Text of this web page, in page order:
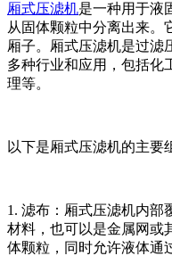
厢式压滤机是一种用于液
从固体颗粒中分离出来。
厢子。厢式压滤机是过滤
多种行业和应用，包括化
理等。
以下是厢式压滤机的主要
1. 滤布：厢式压滤机内部
材料，也可以是金属网或
体颗粒，同时允许液体通